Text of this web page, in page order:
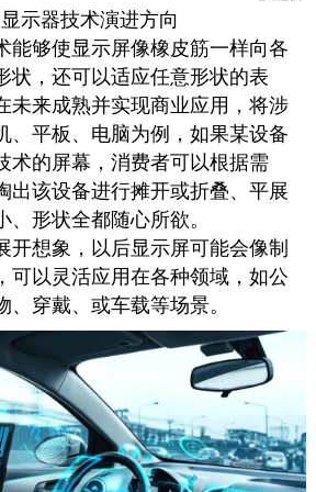
显示器技术演进方向
能够使显示屏像橡皮筋一样向各
状，还可以适应任意形状的表
未来成熟并实现商业应用，将涉
、平板、电脑为例，如果某设备
术的屏幕，消费者可以根据需
出该设备进行摊开或折叠、平展
形状全都随心所欲。
开想象，以后显示屏可能会像制
可以灵活应用在各种领域，如公
穿戴、或车载等场景。